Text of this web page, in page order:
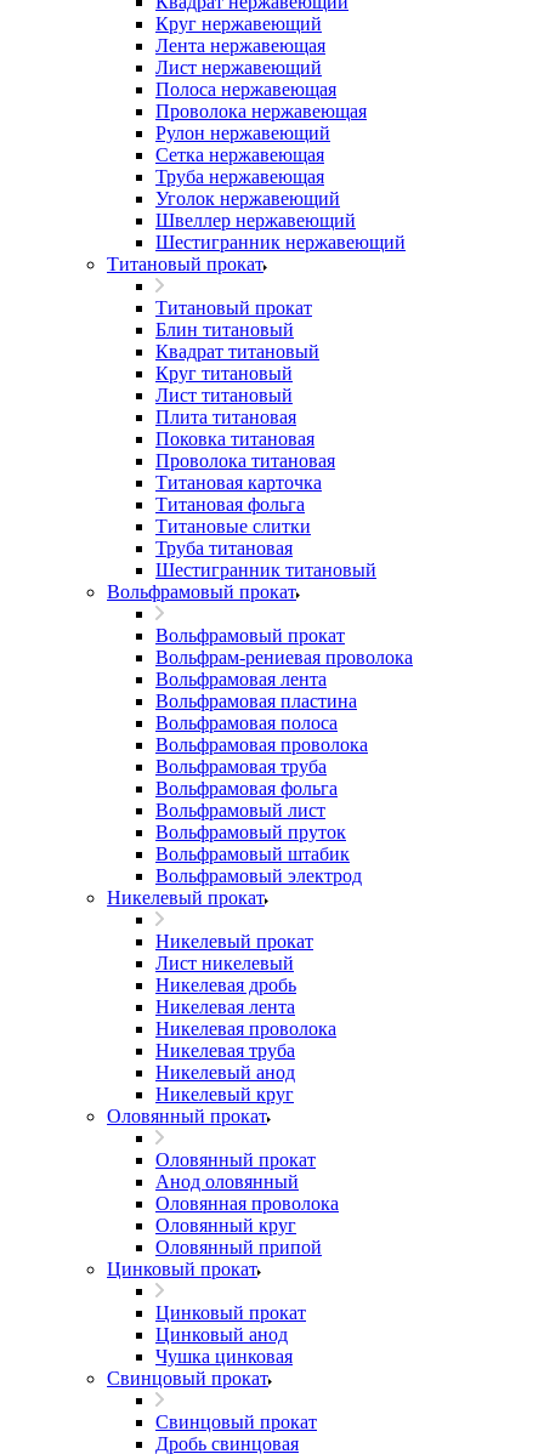
Круг нержавеющий
Лента нержавеющая
Лист нержавеющий
Полоса нержавеющая
Проволока нержавеющая
Рулон нержавеющий
Сетка нержавеющая
Труба нержавеющая
Уголок нержавеющий
Швеллер нержавеющий
Шестигранник нержавеющий
Титановый прокат
Титановый прокат
Блин титановый
Квадрат титановый
Круг титановый
Лист титановый
Плита титановая
Поковка титановая
Проволока титановая
Титановая карточка
Титановая фольга
Титановые слитки
Труба титановая
Шестигранник титановый
Вольфрамовый прокат
Вольфрамовый прокат
Вольфрам-рениевая проволока
Вольфрамовая лента
Вольфрамовая пластина
Вольфрамовая полоса
Вольфрамовая проволока
Вольфрамовая труба
Вольфрамовая фольга
Вольфрамовый лист
Вольфрамовый пруток
Вольфрамовый штабик
Вольфрамовый электрод
Никелевый прокат
Никелевый прокат
Лист никелевый
Никелевая дробь
Никелевая лента
Никелевая проволока
Никелевая труба
Никелевый анод
Никелевый круг
Оловянный прокат
Оловянный прокат
Анод оловянный
Оловянная проволока
Оловянный круг
Оловянный припой
Цинковый прокат
Цинковый прокат
Цинковый анод
Чушка цинковая
Свинцовый прокат
Свинцовый прокат
Дробь свинцовая